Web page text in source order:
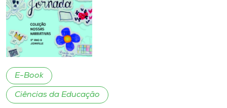
I.nova
Diplomados
Cultura
E-Book
Ciências da Educação